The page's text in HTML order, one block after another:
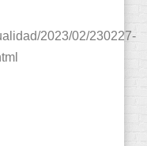
2023/02/230227-